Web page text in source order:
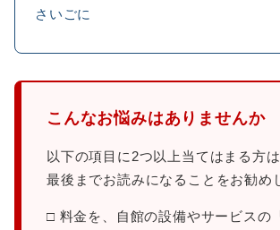
さいごに
こんなお悩みはありませんか
以下の項目に2つ以上当てはまる方
最後までお読みになることをお勧め
□ 料金を、自館の設備やサービスの